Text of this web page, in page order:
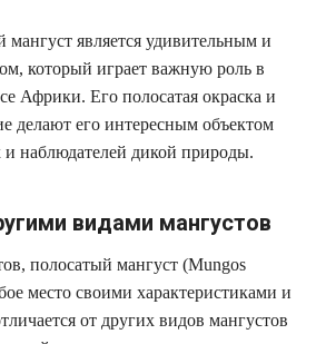
является удивительным и
который играет важную роль в
Африки. Его полосатая окраска и
делают его интересным объектом
и наблюдателей дикой природы.
видами мангустов
полосатый мангуст (Mungos
место своими характеристиками и
от других видов мангустов